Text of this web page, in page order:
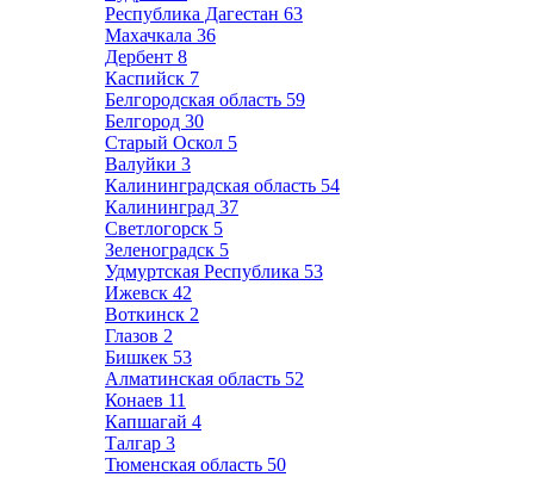
Республика Дагестан 63
Махачкала 36
Дербент 8
Каспийск 7
Белгородская область 59
Белгород 30
Старый Оскол 5
Валуйки 3
Калининградская область 54
Калининград 37
Светлогорск 5
Зеленоградск 5
Удмуртская Республика 53
Ижевск 42
Воткинск 2
Глазов 2
Бишкек 53
Алматинская область 52
Конаев 11
Капшагай 4
Талгар 3
Тюменская область 50